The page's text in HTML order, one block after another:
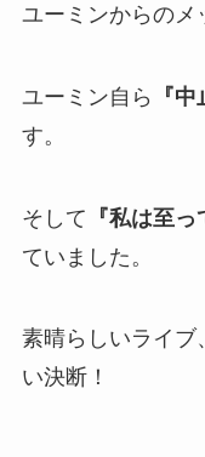
ユーミンからのメ
ユーミン自ら 『
す。
そして 『私は至っ
ていました。
素晴らしいライブ
い決断！